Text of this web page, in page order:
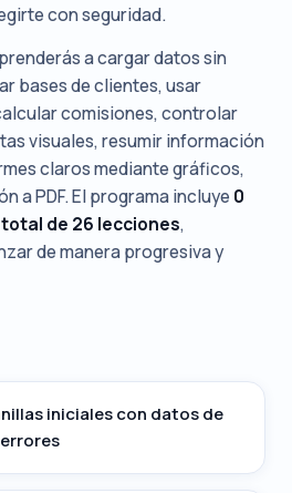
con seguridad.
a cargar datos sin
bases de clientes, usar
comisiones, controlar
visuales, resumir información
claros mediante gráficos,
a PDF. El programa incluye 0
total de 26 lecciones,
de manera progresiva y
iniciales con datos de